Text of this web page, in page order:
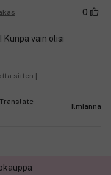
0
vain olisi
sitten |
Ilmianna